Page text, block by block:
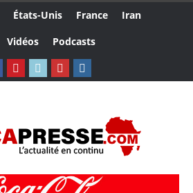
États-Unis France
Iran
Vidéos Podcasts